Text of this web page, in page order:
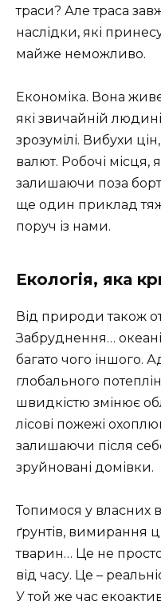
траси? Але траса
наслідки, які
майже неможливо.
Економіка. Вона
які звичайній
зрозумілі. Вибухи
валют. Робочі місця,
залишаючи поза
ще один приклад
поруч із нами.
Екологія, яка
Від природи також
Забруднення…
багато чого іншого.
глобального
швидкістю змінює
лісові пожежі
залишаючи після
зруйновані домівки.
Топимося у власних
ґрунтів, вимирання
тварин… Це не
від часу. Це –
У той же час